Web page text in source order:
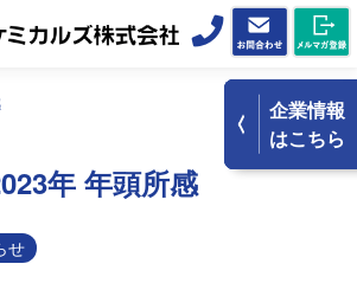
企業情報
はこちら
年 年頭所感
せ